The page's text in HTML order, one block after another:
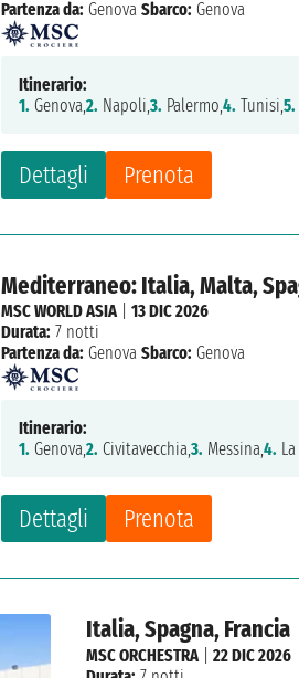
Dettagli Prenota
Partenza da: Genova Sbarco: Genova
Itinerario:
1. Genova,2. Napoli,3. Palermo,4. Tunisi,5.
Mediterraneo: Italia, Malta,
Dettagli Prenota
MSC WORLD ASIA|13 DIC 2026
Durata: 7 notti
Partenza da: Genova Sbarco: Genova
Itinerario:
1. Genova,2. Civitavecchia,3. Messina,4.
Italia, Spagna, Francia
MSC ORCHESTRA| 22 DIC 2026